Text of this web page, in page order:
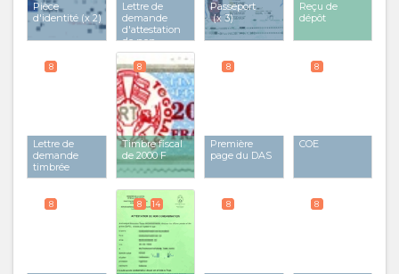
Pièce
d'identité (x 2)
Lettre de
demande
d'attestation
de non
condamnation
Passeport
(x 3)
Reçu de
dépôt
Lettre de
demande
timbrée
8
Timbre fiscal
de 2000 F
8
Première
page du DAS
8
COE
8
8 8 14 8 8